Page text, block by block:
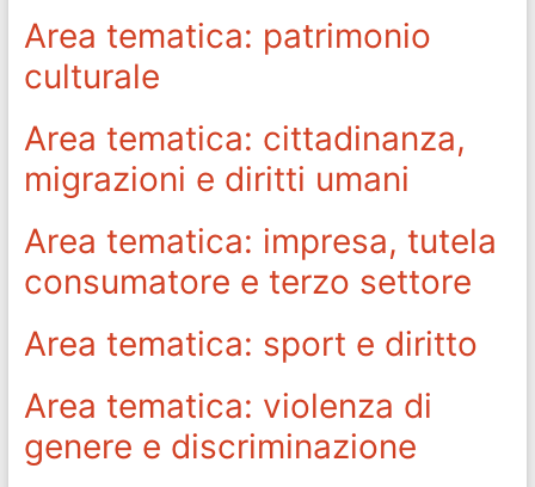
Area tematica: patrimonio
culturale
Area tematica: cittadinanza,
migrazioni e diritti umani
Area tematica: impresa, tutela
consumatore e terzo settore
Area tematica: sport e diritto
Area tematica: violenza di
genere e discriminazione